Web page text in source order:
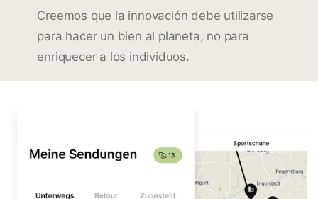
Creemos que la innovación debe utilizarse
para hacer un bien al planeta, no para
enriquecer a los individuos.